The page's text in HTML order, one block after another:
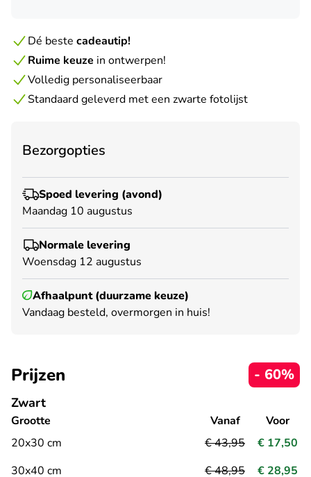
Dé beste cadeautip!
Ruime keuze in ontwerpen!
Volledig personaliseerbaar
Standaard geleverd met een zwarte fotolijst
Bezorgopties
Spoed levering (avond)
Maandag 10 augustus
Normale levering
Woensdag 12 augustus
Afhaalpunt (duurzame keuze)
Vandaag besteld, overmorgen in huis!
Prijzen - 60%
Zwart
Grootte
20x30 cm
30x40 cm
Vanaf
€ 43,95
€ 48,95
Voor
€ 17,50
€ 28,95